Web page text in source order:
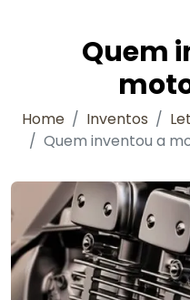
Quem
Home Inventos
Quem inventou a